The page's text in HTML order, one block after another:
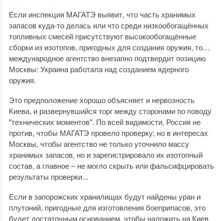
Если инспекция МАГАТЭ выявит, что часть хранимых
запасов куда-то делась или что среди низкообогащённых
топливных смесей присутствуют высокообогащённые
сборки из изотопов, пригодных для создания оружия, то…
международное агентство внезапно подтвердит позицию
Москвы: Украина работала над созданием ядерного
оружия.
Это предположение хорошо объясняет и нервозность
Киева, и развернувшийся торг между сторонами по поводу
"технических моментов". По всей видимости, Россия не
против, чтобы МАГАТЭ провело проверку; но в интересах
Москвы, чтобы агентство не только уточнило массу
хранимых запасов, но и зарегистрировало их изотопный
состав, а главное – не могло скрыть или фальсифцировать
результаты проверки...
Если в запорожских хранилищах будут найдены уран и
плутоний, пригодные для изготовления боеприпасов, это
будет достаточным основанием, чтобы наложить на Киев